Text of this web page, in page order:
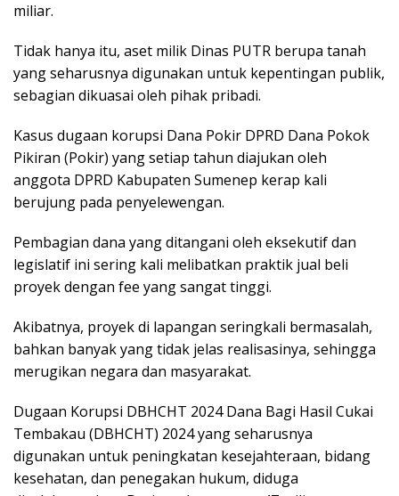
miliar.
Tidak hanya itu, aset milik Dinas PUTR berupa tanah
yang seharusnya digunakan untuk kepentingan publik,
sebagian dikuasai oleh pihak pribadi.
Kasus dugaan korupsi Dana Pokir DPRD Dana Pokok
Pikiran (Pokir) yang setiap tahun diajukan oleh
anggota DPRD Kabupaten Sumenep kerap kali
berujung pada penyelewengan.
Pembagian dana yang ditangani oleh eksekutif dan
legislatif ini sering kali melibatkan praktik jual beli
proyek dengan fee yang sangat tinggi.
Akibatnya, proyek di lapangan seringkali bermasalah,
bahkan banyak yang tidak jelas realisasinya, sehingga
merugikan negara dan masyarakat.
Dugaan Korupsi DBHCHT 2024 Dana Bagi Hasil Cukai
Tembakau (DBHCHT) 2024 yang seharusnya
digunakan untuk peningkatan kesejahteraan, bidang
kesehatan, dan penegakan hukum, diduga